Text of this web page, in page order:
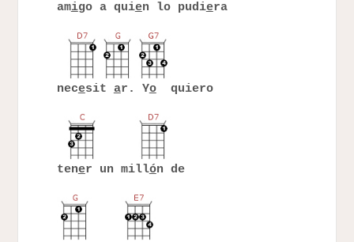
amigo a quien lo pudiera
necesit ar. Yoquiero
tener un millón de